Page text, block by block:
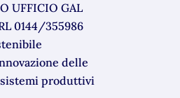
UFFICIO GAL
0144/355986
delle
produttivi